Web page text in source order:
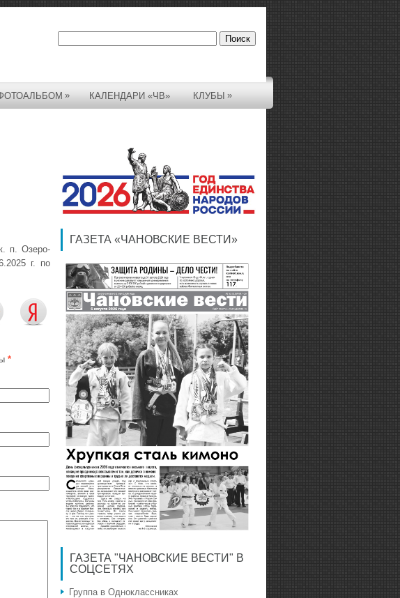
» КАЛЕНДАРИ «ЧВ» КЛУБЫ »
п. Озеро-
г. по
*
ГАЗЕТА «ЧАНОВСКИЕ ВЕСТИ»
ГАЗЕТА "ЧАНОВСКИЕ ВЕСТИ" В
СОЦСЕТЯХ
Группа в Одноклассниках